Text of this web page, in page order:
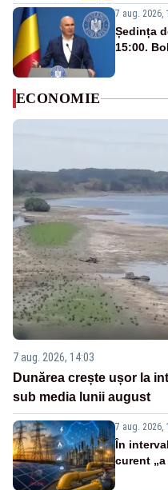
7 aug. 2026,
Ședința
15:00.
ECONOMIE
7 aug. 2026, 14:03
Dunărea crește ușor la
sub media lunii august
7 aug. 2026,
În
curent